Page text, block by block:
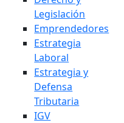
Legislación
Emprendedores
Estrategia
Laboral
Estrategia y
Defensa
Tributaria
IGV